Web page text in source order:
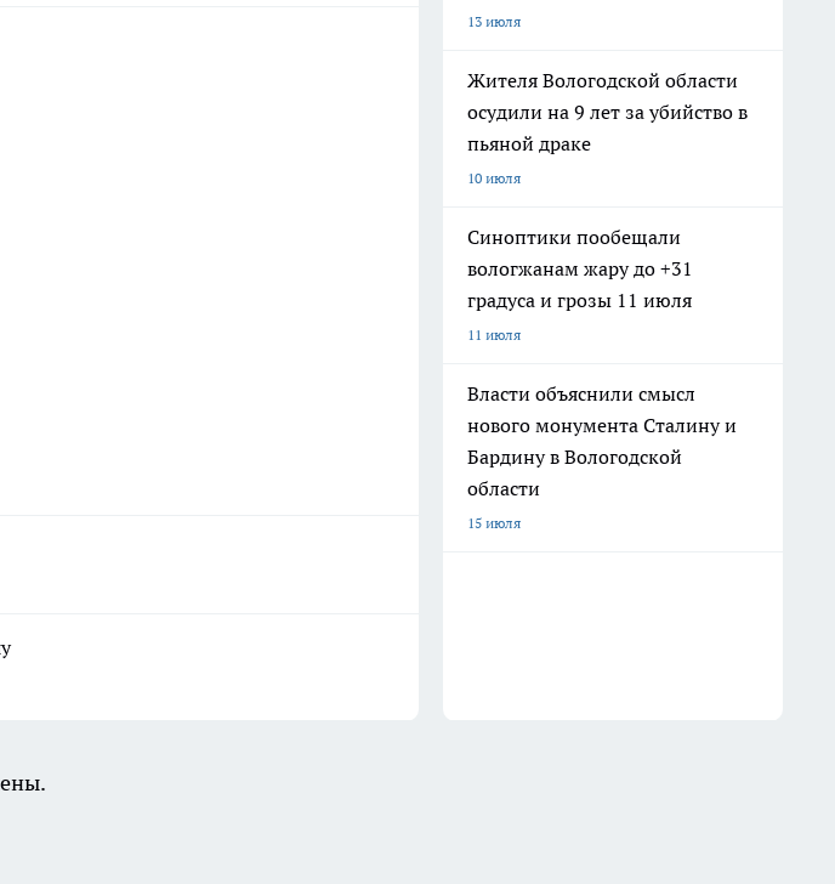
13 июля
Жителя Вологодской области
осудили на 9 лет за убийство в
пьяной драке
10 июля
Синоптики пообещали
вологжанам жару до +31
градуса и грозы 11 июля
11 июля
Власти объяснили смысл
нового монумента Сталину и
Бардину в Вологодской
области
15 июля